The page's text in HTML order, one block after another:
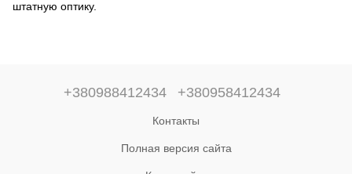
штатную оптику.
+380988412434 +380958412434
Контакты
Полная версия сайта